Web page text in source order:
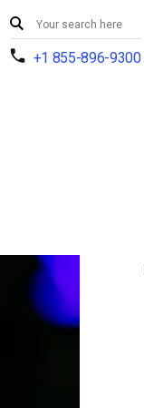
+1 855-896-9300